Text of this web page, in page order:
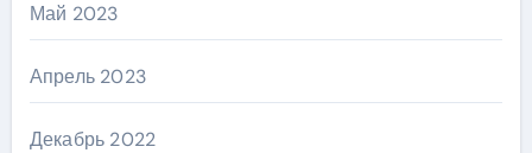
Май 2023
Апрель 2023
Декабрь 2022